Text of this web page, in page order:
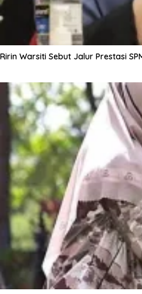
Ririn Warsiti Sebut Jalur Prestasi